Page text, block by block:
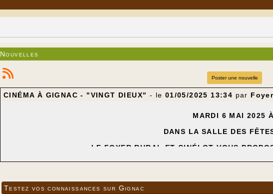
Nouvelles
Poster une nouvelle
CINÉMA À GIGNAC - "VINGT DIEUX" - le 01/05/2025 13:34 par
MARDI 6 MAI 2025
DANS LA SALLE DES
LE FOYER RURAL ET CINÉLOT VOUS
Testez vos connaissances sur Gignac